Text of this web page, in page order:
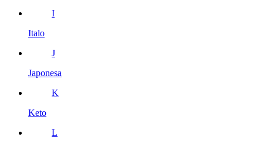
I
Italo
J
Japonesa
K
Keto
L